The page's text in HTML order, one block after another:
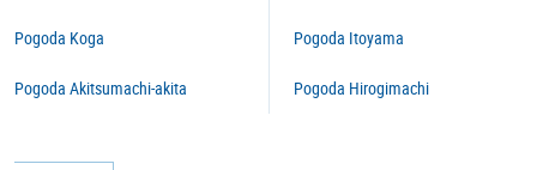
Pogoda Koga
Pogoda Akitsumachi-akita
Pogoda Itoyama
Pogoda Hirogimachi